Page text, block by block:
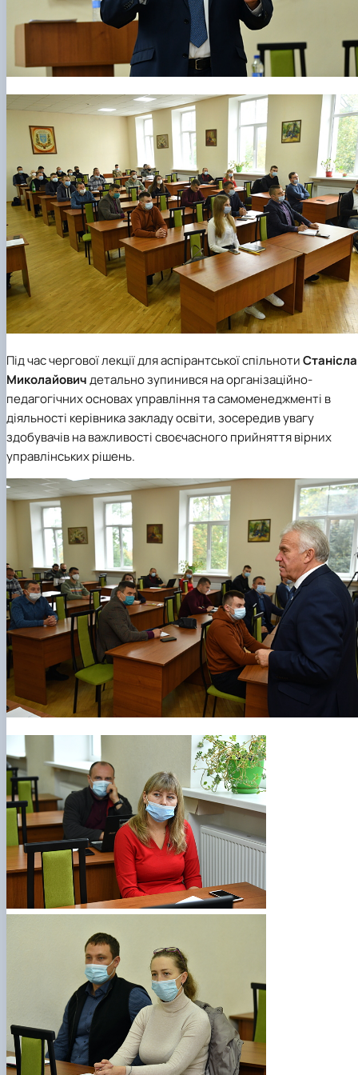
Під час чергової лекції для аспірантської спільноти
Миколайовичдетально зупинився на організаційно-
педагогічних основах управління та самоменеджменті в
діяльності керівника закладу освіти, зосередив увагу
здобувачів на важливості своєчасного прийняття вірних
управлінських рішень.